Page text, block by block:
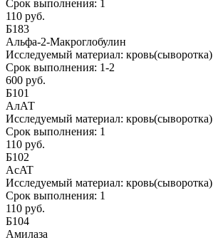
Срок выполнения: 1
110 руб.
Б183
Альфа-2-Макроглобулин
Исследуемый материал: кровь(сыворотка)
Срок выполнения: 1-2
600 руб.
Б101
АлАТ
Исследуемый материал: кровь(сыворотка)
Срок выполнения: 1
110 руб.
Б102
AcAT
Исследуемый материал: кровь(сыворотка)
Срок выполнения: 1
110 руб.
Б104
Амилаза